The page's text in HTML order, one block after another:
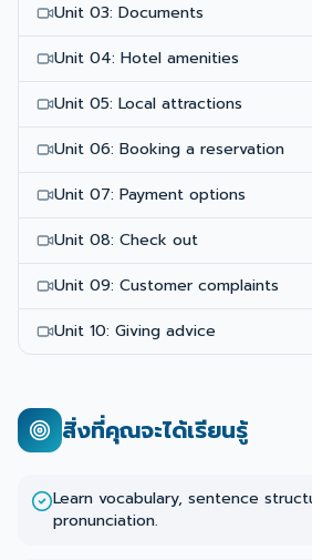
Unit 03: Documents
Unit 04: Hotel amenities
Unit 05: Local attractions
Unit 06: Booking a reservation
Unit 07: Payment options
Unit 08: Check out
Unit 09: Customer complaints
Unit 10: Giving advice
สิ่งที่คุณจะได้เรียนรู้
Learn vocabulary, sentence
pronunciation.